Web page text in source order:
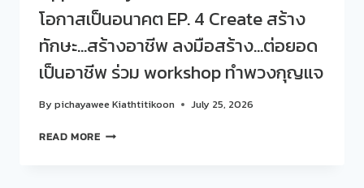
โอกาสเป็นอนาคต EP. 4 Create สร้าง
ทักษะ…สร้างอาชีพ ลงมือสร้าง…ต่อยอด
เป็นอาชีพ ร่วม workshop ทำพวงกุญแจ
Bypichayawee Kiathtitikoon July 25, 2026
READ MOREสวน